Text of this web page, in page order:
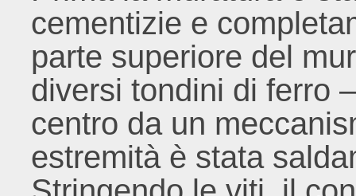
cementizie e
parte superiore del
diversi tondini di ferro
centro da un
estremità è stata